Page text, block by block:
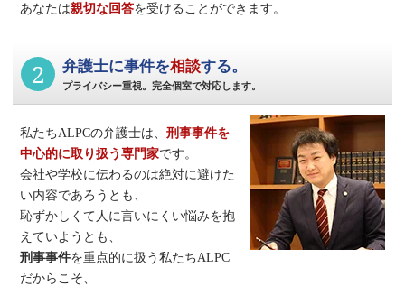
あなたは親切な回答を受けることができます。
2 弁護士に事件を相談する。
プライバシー重視。完全個室で対応します。
私たちALPCの弁護士は、刑事事件を
中心的に取り扱う専門家です。
会社や学校に伝わるのは絶対に避けた
い内容であろうとも、
恥ずかしくて人に言いにくい悩みを抱
えていようとも、
刑事事件を重点的に扱う私たちALPC
だからこそ、